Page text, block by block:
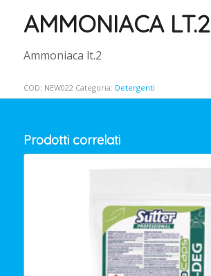
AMMONIACA LT.2
Ammoniaca lt.2
COD: NEW022 Categoria: Detergenti
Prodotti correlati